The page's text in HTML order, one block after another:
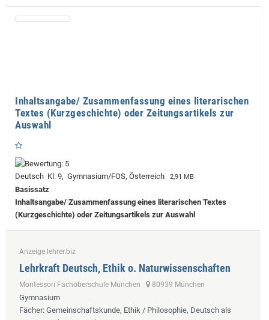
Inhaltsangabe/ Zusammenfassung eines literarischen
Textes (Kurzgeschichte) oder Zeitungsartikels zur
Auswahl
Deutsch Kl. 9, Gymnasium/FOS, Österreich 2,91 MB
Basissatz
Inhaltsangabe/ Zusammenfassung eines literarischen Textes
(Kurzgeschichte) oder Zeitungsartikels zur Auswahl
Anzeige lehrer.biz
Lehrkraft Deutsch, Ethik o. Naturwissenschaften
Montessori Fachoberschule München 80939 München
Gymnasium
Fächer: Gemeinschaftskunde, Ethik / Philosophie, Deutsch als